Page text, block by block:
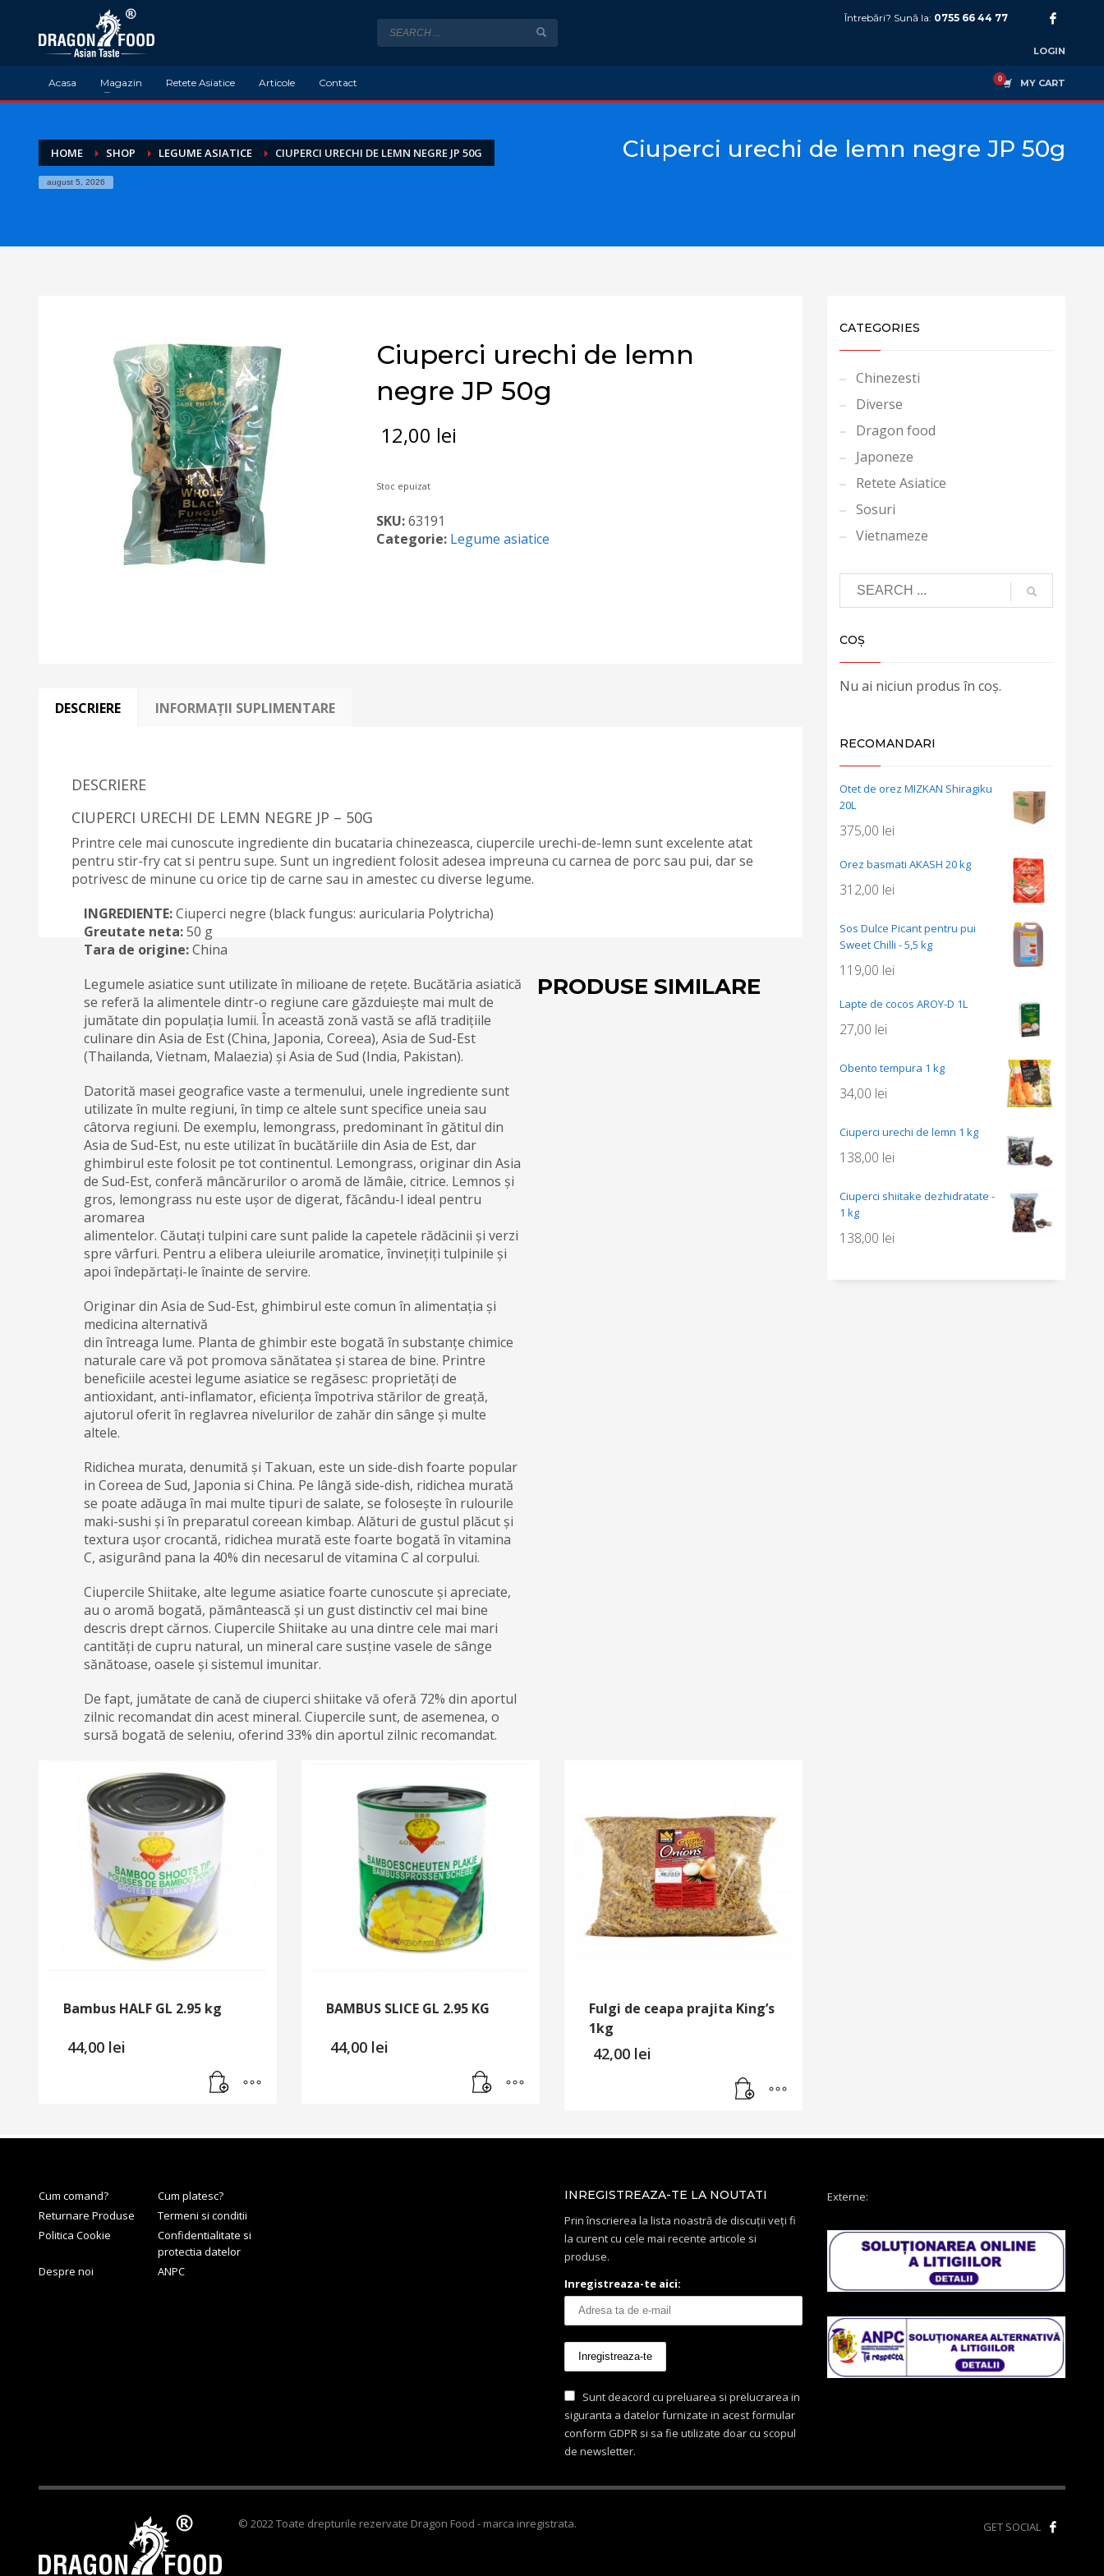
Întrebări? Sună la: 0755 66 44 77
LOGIN
Acasa Magazin Retete Asiatice Articole Contact MY CART
HOME SHOP LEGUME ASIATICE CIUPERCI URECHI DE LEMN NEGRE JP 50G
august 5, 2026
Ciuperci urechi de lemn negre JP 50g
Ciuperci urechi de lemn
negre JP 50g
12,00 lei
Stoc epuizat
SKU:63191
Categorie: Legume asiatice
DESCRIERE INFORMAȚII SUPLIMENTARE
DESCRIERE
CIUPERCI URECHI DE LEMN NEGRE JP – 50G
Printre cele mai cunoscute ingrediente din bucataria chinezeasca, ciupercile urechi-de-lemn sunt excelente atat
pentru stir-fry cat si pentru supe. Sunt un ingredient folosit adesea impreuna cu carnea de porc sau pui, dar se
potrivesc de minune cu orice tip de carne sau in amestec cu diverse legume.
INGREDIENTE:Ciuperci negre (black fungus: auricularia Polytricha)
Greutate neta:50 g
Tara de origine:China
Legumele asiatice sunt utilizate în milioane de rețete. Bucătăria asiatică
se referă la alimentele dintr-o regiune care găzduiește mai mult de
jumătate din populația lumii. În această zonă vastă se află tradițiile
culinare din Asia de Est (China, Japonia, Coreea), Asia de Sud-Est
(Thailanda, Vietnam, Malaezia) și Asia de Sud (India, Pakistan).
Datorită masei geografice vaste a termenului, unele ingrediente sunt
utilizate în multe regiuni, în timp ce altele sunt specifice uneia sau
câtorva regiuni. De exemplu, lemongrass, predominant în gătitul din
Asia de Sud-Est, nu este utilizat în bucătăriile din Asia de Est, dar
ghimbirul este folosit pe tot continentul. Lemongrass, originar din Asia
de Sud-Est, conferă mâncărurilor o aromă de lămâie, citrice. Lemnos și
gros, lemongrass nu este ușor de digerat, făcându-l ideal pentru
aromarea
alimentelor. Căutați tulpini care sunt palide la capetele rădăcinii și verzi
spre vârfuri. Pentru a elibera uleiurile aromatice, învinețiți tulpinile și
apoi îndepărtați-le înainte de servire.
Originar din Asia de Sud-Est, ghimbirul este comun în alimentația și
medicina alternativă
din întreaga lume. Planta de ghimbir este bogată în substanțe chimice
naturale care vă pot promova sănătatea și starea de bine. Printre
beneficiile acestei legume asiatice se regăsesc: proprietăți de
antioxidant, anti-inflamator, eficiența împotriva stărilor de greață,
ajutorul oferit în reglavrea nivelurilor de zahăr din sânge și multe
altele.
Ridichea murata, denumită și Takuan, este un side-dish foarte popular
in Coreea de Sud, Japonia si China. Pe lângă side-dish, ridichea murată
se poate adăuga în mai multe tipuri de salate, se folosește în rulourile
maki-sushi și în preparatul coreean kimbap. Alături de gustul plăcut și
textura ușor crocantă, ridichea murată este foarte bogată în vitamina
C, asigurând pana la 40% din necesarul de vitamina C al corpului.
Ciupercile Shiitake, alte legume asiatice foarte cunoscute și apreciate,
au o aromă bogată, pământească și un gust distinctiv cel mai bine
descris drept cărnos. Ciupercile Shiitake au una dintre cele mai mari
cantități de cupru natural, un mineral care susține vasele de sânge
sănătoase, oasele și sistemul imunitar.
De fapt, jumătate de cană de ciuperci shiitake vă oferă 72% din aportul
zilnic recomandat din acest mineral. Ciupercile sunt, de asemenea, o
sursă bogată de seleniu, oferind 33% din aportul zilnic recomandat.
PRODUSE SIMILARE
Bambus HALF GL 2.95 kg
44,00 lei
BAMBUS SLICE GL 2.95 KG
44,00 lei
Fulgi de ceapa prajita King’s
1kg
42,00 lei
CATEGORIES
Chinezesti
Diverse
Dragon food
Japoneze
Retete Asiatice
Sosuri
Vietnameze
COȘ
Nu ai niciun produs în coș.
RECOMANDARI
Otet de orez MIZKAN Shiragiku
20L
375,00 lei
Orez basmati AKASH 20 kg
312,00 lei
Sos Dulce Picant pentru pui
Sweet Chilli - 5,5 kg
119,00 lei
Lapte de cocos AROY-D 1L
27,00 lei
Obento tempura 1 kg
34,00 lei
Ciuperci urechi de lemn 1 kg
138,00 lei
Ciuperci shiitake dezhidratate -
1 kg
138,00 lei
Cum comand?
Cum platesc?
Returnare Produse
Termeni si conditii
Politica Cookie
Confidentialitate si
protectia datelor
Despre noi
ANPC
INREGISTREAZA-TE LA NOUTATI
Prin înscrierea la lista noastră de discuții veți fi
la curent cu cele mai recente articole si
produse.
Inregistreaza-te aici:
Sunt deacord cu preluarea si prelucrarea in
siguranta a datelor furnizate in acest formular
conform GDPR si sa fie utilizate doar cu scopul
de newsletter.
Externe:
GET SOCIAL
© 2022 Toate drepturile rezervate Dragon Food - marca inregistrata.